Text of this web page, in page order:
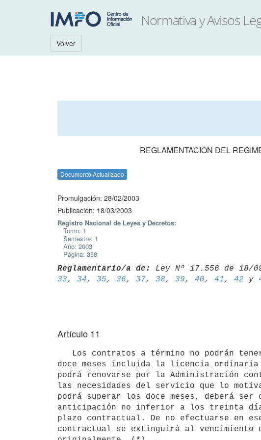
Volver
REGLAMENTACION DEL
Documento Actualizado
Promulgación: 28/02/2003
Publicación: 18/03/2003
Registro Nacional de Leyes y Decretos:
Tomo: 1
Semestre: 1
Año: 2003
Página: 338
Reglamentario/a de: Ley Nº 17.556 de 18/
33, 34, 35, 36, 37, 38, 39, 40, 41 , 42 y
Artículo 11
doce meses incluida la licencia ordinaria
podrá renovarse por la Administración
las necesidades del servicio que lo
podrá superar los doce meses, deberá ser
anticipación no inferior a los treinta
plazo contractual. De no efectuarse en
contractual se extinguirá al vencimiento